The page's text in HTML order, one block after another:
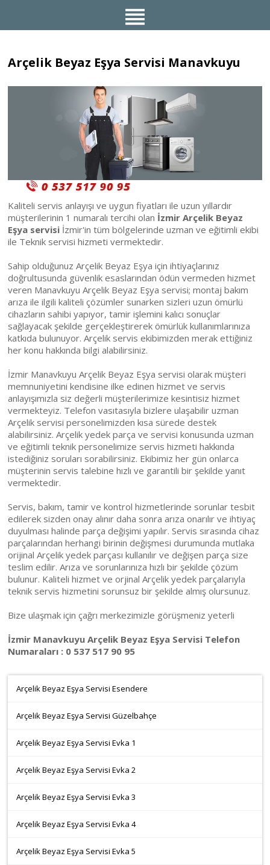
Arçelik Beyaz Eşya Servisi Manavkuyu
Kaliteli servis anlayışı ve uygun fiyatları ile uzun yıllardır
müşterilerinin 1 numaralı tercihi olan İzmir Arçelik Beyaz
Eşya servisi İzmir'in tüm bölgelerinde uzman ve eğitimli ekibi
ile Teknik servisi hizmeti vermektedir.
Sahip olduğunuz Arçelik Beyaz Eşya için ihtiyaçlarınız
doğrultusunda güvenlik esaslarından ödün vermeden hizmet
veren Manavkuyu Arçelik Beyaz Eşya servisi; montaj bakım
arıza ile ilgili kaliteli çözümler sunarken sizleri uzun ömürlü
cihazların sahibi yapıyor, tamir işlemini kalıcı sonuçlar
sağlayacak şekilde gerçekleştirerek ömürlük kullanımlarınıza
katkıda bulunuyor. Arçelik servis ekibimizden merak ettiğiniz
her konu hakkında bilgi alabilirsiniz.
İzmir Manavkuyu Arçelik Beyaz Eşya servisi olarak müşteri
memnuniyetini kendisine ilke edinen hizmet ve servis
anlayışımızla siz değerli müşterilerimize kesintisiz hizmet
vermekteyiz. Telefon vasıtasıyla bizlere ulaşabilir uzman
Arçelik servisi personelimizden kısa sürede destek
alabilirsiniz. Arçelik yedek parça ve servisi konusunda uzman
ve eğitimli teknik personelimize servis hizmeti hakkında
istediğiniz soruları sorabilirsiniz. Ekibimiz her gün onlarca
müşterinin servis talebine hızlı ve garantili bir şekilde yanıt
vermektedir.
Servis, bakım, tamir ve kontrol hizmetlerinde sorunlar tesbit
edilerek sizden onay alınır daha sonra arıza onarılır ve ihtiyaç
duyulması halinde parça değişimi yapılır. Servis sırasında cihaz
parçalarından herhangi birinin değişmesi durumunda mutlaka
orijinal Arçelik yedek parçası kullanılır ve değişen parça size
teslim edilir. Arıza ve sorunlarınıza hızlı bir şekilde çözüm
bulunur. Kaliteli hizmet ve orjinal Arçelik yedek parçalarıyla
teknik servis hizmetini sorunsuz bir şekilde almış olursunuz.
Bize ulaşmak için çağrı merkezimizle görüşmeniz yeterli
İzmir Manavkuyu Arçelik Beyaz Eşya Servisi Telefon
Numaraları : 0 537 517 90 95
Arçelik Beyaz Eşya Servisi Esendere
Arçelik Beyaz Eşya Servisi Güzelbahçe
Arçelik Beyaz Eşya Servisi Evka 1
Arçelik Beyaz Eşya Servisi Evka 2
Arçelik Beyaz Eşya Servisi Evka 3
Arçelik Beyaz Eşya Servisi Evka 4
Arçelik Beyaz Eşya Servisi Evka 5